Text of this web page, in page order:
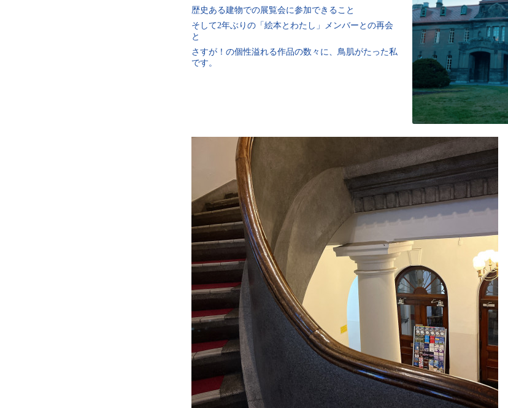
歴史ある建物での展覧会に参加できること
そして2年ぶりの「絵本とわたし」メンバーとの再会
と
さすが！の個性溢れる作品の数々に、鳥肌がたった私
です。